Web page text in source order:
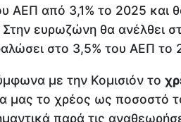
ΑΕΠ από 3,1% το 2025 και
ευρωζώνη θα ανέλθει
στο 3,5% του ΑΕΠ το
με την Κομισιόν το
μας το χρέος ως ποσοστό
παρά τις